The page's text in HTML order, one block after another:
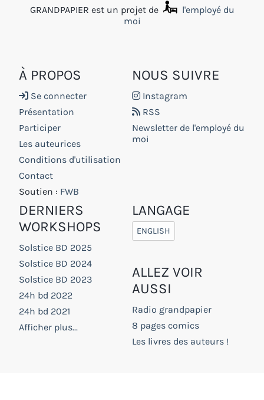
GRANDPAPIER est un projet de
l'employé du
moi
À PROPOS
Se connecter
Présentation
Participer
Les auteurices
Conditions d'utilisation
Contact
Soutien : FWB
NOUS SUIVRE
Instagram
RSS
Newsletter de l'employé du
moi
DERNIERS
WORKSHOPS
Solstice BD 2025
Solstice BD 2024
Solstice BD 2023
24h bd 2022
24h bd 2021
Afficher plus...
LANGAGE
ENGLISH
ALLEZ VOIR
AUSSI
Radio grandpapier
8 pages comics
Les livres des auteurs !